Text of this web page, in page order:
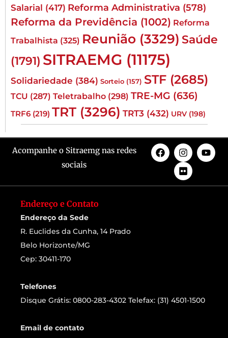
Salarial (417) Reforma Administrativa (578)
Reforma da Previdência (1002) Reforma
Trabalhista (325) Reunião (3329) Saúde
(1791) SITRAEMG (11175)
Solidariedade (384) Sorteio (157) STF (2685)
TCU (287) Teletrabalho (298) TRE-MG (636)
TRF6 (219) TRT (3296) TRT3 (432) URV (198)
Acompanhe o Sitraemg nas redes
sociais
Endereço e Contato
Endereço da Sede
R. Euclides da Cunha, 14 Prado
Belo Horizonte/MG
Cep: 30411-170
Telefones
Disque Grátis: 0800-283-4302 Telefax: (31) 4501-1500
Email de contato